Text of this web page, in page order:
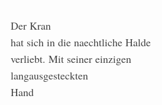
Der Kran
hat sich in die naechtliche Halde
verliebt. Mit seiner einzigen
langausgesteckten
Hand